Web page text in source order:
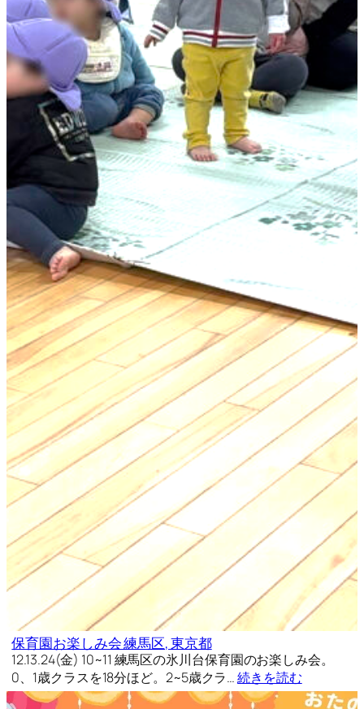
保育園お楽しみ会 練馬区, 東京都
12.13.24(金) 10~11 練馬区の氷川台保育園のお楽しみ会。
0、1歳クラスを18分ほど。2~5歳クラ…続きを読む